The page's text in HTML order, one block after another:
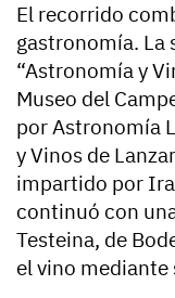
El recorrido
gastronomía. La
“Astronomía y
Museo del
por Astronomía
y Vinos de
impartido por
continuó con
Testeina, de
el vino